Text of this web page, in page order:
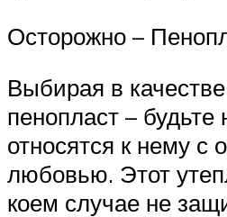
Осторожно –
Выбирая в
пенопласт –
относятся к нему с
любовью. Этот
коем случае не